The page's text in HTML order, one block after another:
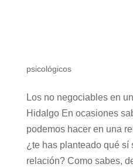
psicológicos
Los no negociables en
Hidalgo En ocasiones
podemos hacer en una
¿te has planteado qué sí
relación? Como sabes,